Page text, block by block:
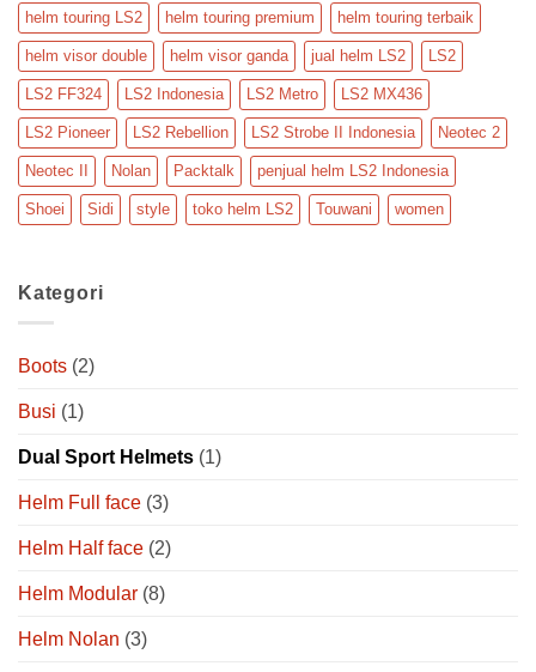
helm touring LS2 helm touring premium helm touring terbaik
helm visor double helm visor ganda jual helm LS2 LS2
LS2 FF324 LS2 Indonesia LS2 Metro LS2 MX436
LS2 Pioneer LS2 Rebellion LS2 Strobe II Indonesia Neotec 2
Neotec II Nolan Packtalk penjual helm LS2 Indonesia
Shoei Sidi style toko helm LS2 Touwani women
Kategori
Boots (2)
Busi (1)
Dual Sport Helmets (1)
Helm Full face (3)
Helm Half face (2)
Helm Modular (8)
Helm Nolan (3)